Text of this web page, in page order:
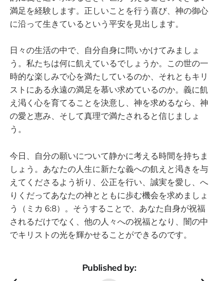
満足を経験します。正しいことを行う喜び、神の御心
に沿って生きているという平安を見出します。
日々の生活の中で、自分自身に問いかけてみましょ
う。私たちは何に飢えているでしょうか。この世の一
時的な楽しみで心を満たしているのか、それともキリ
ストにある永遠の満足を慕い求めているのか。義に飢
え渇く心を育てることを決意し、神を求めるなら、神
の愛と恵み、そして真理で満たされると信じましょ
う。
今日、自分の願いについて静かに考える時間を持ちま
しょう。あなたの人生に新たな義への飢えと渇きを与
えてくださるよう祈り、公正を行い、誠実を愛し、へ
りくだってあなたの神とともに歩む機会を求めましょ
う（ミカ 6:8）。そうすることで、あなた自身が祝福
されるだけでなく、他の人々への祝福となり、闇の中
でキリストの光を輝かせることができるのです。
Published by: